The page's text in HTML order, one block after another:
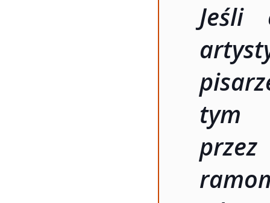
Jeśli
tym